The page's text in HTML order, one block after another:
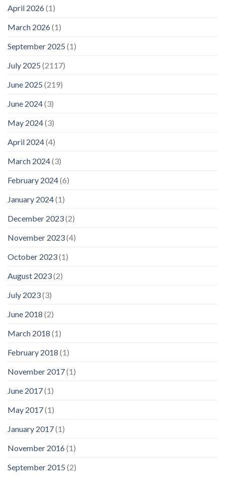
April 2026(1)
March 2026(1)
September 2025 (1)
July 2025 (2117)
June 2025 (219)
June 2024(3)
May 2024(3)
April 2024(4)
March 2024(3)
February 2024(6)
January 2024(1)
December 2023(2)
November 2023(4)
October 2023(1)
August 2023(2)
July 2023(3)
June 2018 (2)
March 2018 (1)
February 2018 (1)
November 2017(1)
June 2017(1)
May 2017(1)
January 2017(1)
November 2016(1)
September 2015 (2)